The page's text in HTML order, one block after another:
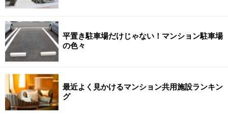
平置き駐車場だけじゃない！マンション駐車場
の色々
最近よく見かけるマンション共用施設ランキン
グ